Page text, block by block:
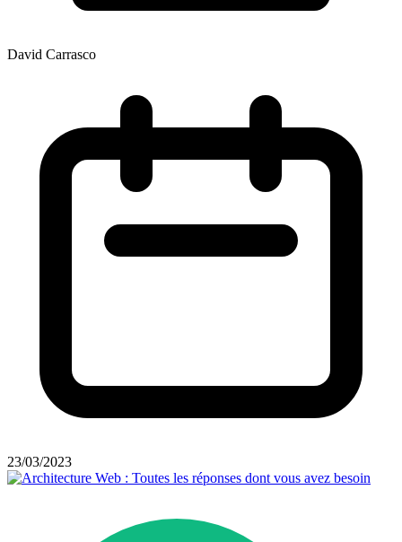
David Carrasco
23/03/2023